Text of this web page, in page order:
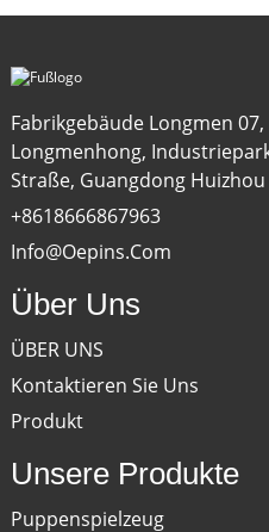
Fabrikgebäude Longmen
Longmenhong,
Straße, Guangdong Huizhou
+8618666867963
Info@oepins.com
Über Uns
ÜBER UNS
Kontaktieren Sie Uns
Produkt
Unsere Produkte
Puppenspielzeug